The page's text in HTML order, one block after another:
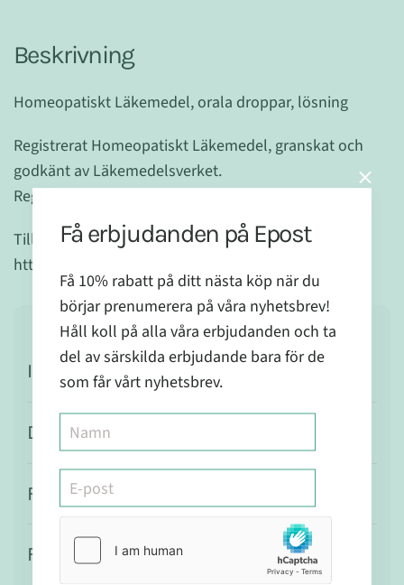
Beskrivning
Homeopatiskt Läkemedel, orala droppar, lösning
Registrerat Homeopatiskt Läkemedel, granskat och
godkänt av Läkemedelsverket.
Reg.nr.: 2391
Tillverkad av Dr.Reckeweg & Co.GmbH - Tyskland
http://www.reckeweg.de/
Ingredienser
Dosering
Försiktighet
Förvaring
Få erbjudanden på Epost
Få 10% rabatt på ditt nästa köp när du
börjar prenumerera på våra nyhetsbrev!
Håll koll på alla våra erbjudanden och ta
del av särskilda erbjudande bara för de
som får vårt nyhetsbrev.